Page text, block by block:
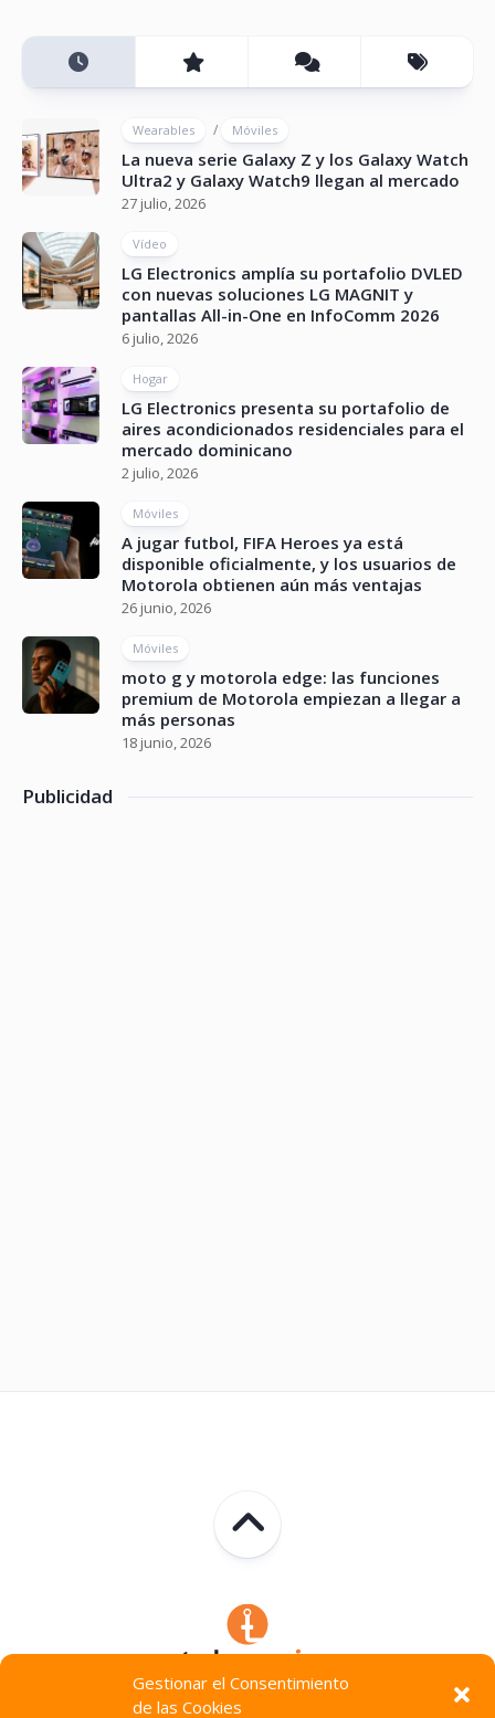
Gestionar el Consentimiento
de las Cookies
Wearables / Móviles
La nueva serie Galaxy Z y los Galaxy Watch
Ultra2 y Galaxy Watch9 llegan al mercado
27 julio, 2026
Vídeo
LG Electronics amplía su portafolio DVLED
con nuevas soluciones LG MAGNIT y
pantallas All-in-One en InfoComm 2026
6 julio, 2026
Hogar
LG Electronics presenta su portafolio de
aires acondicionados residenciales para el
mercado dominicano
2 julio, 2026
Móviles
A jugar futbol, FIFA Heroes ya está
disponible oficialmente, y los usuarios de
Motorola obtienen aún más ventajas
26 junio, 2026
Móviles
moto g y motorola edge: las funciones
premium de Motorola empiezan a llegar a
más personas
18 junio, 2026
Publicidad
Technocracia © 2026. Todos Los Derechos Reservados.